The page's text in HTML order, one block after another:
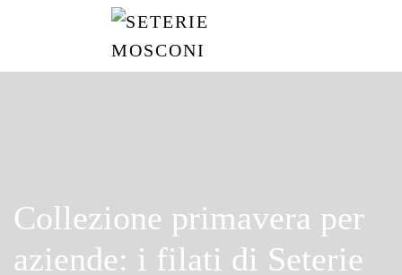
Collezione primavera per
aziende: i filati di Seterie